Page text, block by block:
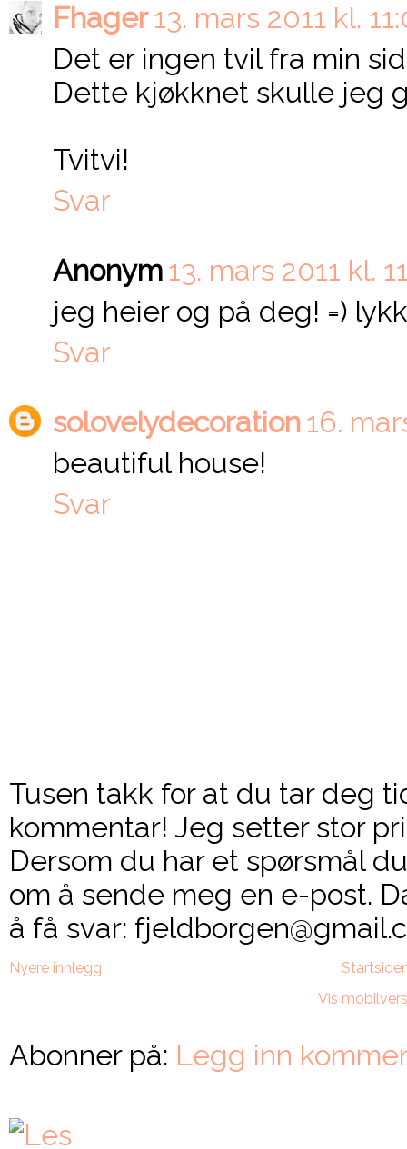
Fhager13. mars 2011 kl.
Det er ingen tvil fra min
Dette kjøkknet skulle jeg
Tvitvi!
Svar
Anonym13. mars 2011 kl.
jeg heier og på deg! =)
Svar
solovelydecoration16.
beautiful house!
Svar
Tusen takk for at du tar deg
kommentar! Jeg setter stor
Dersom du har et spørsmål
om å sende meg en e-post.
å få svar:
Nyere innlegg
Vis
Abonner på: Legg inn